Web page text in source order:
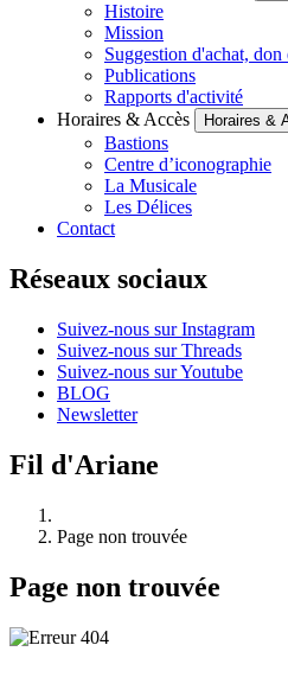
Histoire
Mission
Suggestion d'achat,
Publications
Rapports d'activité
Horaires & Accès
Horaires &
Bastions
Centre d’iconographie
La Musicale
Les Délices
Contact
Réseaux sociaux
Suivez-nous sur Instagram
Suivez-nous sur Threads
Suivez-nous sur Youtube
BLOG
Newsletter
Fil d'Ariane
Page non trouvée
Page non trouvée